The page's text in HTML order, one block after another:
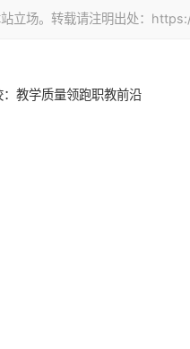
站立场。转载请注明出处：
教学质量领跑职教前沿